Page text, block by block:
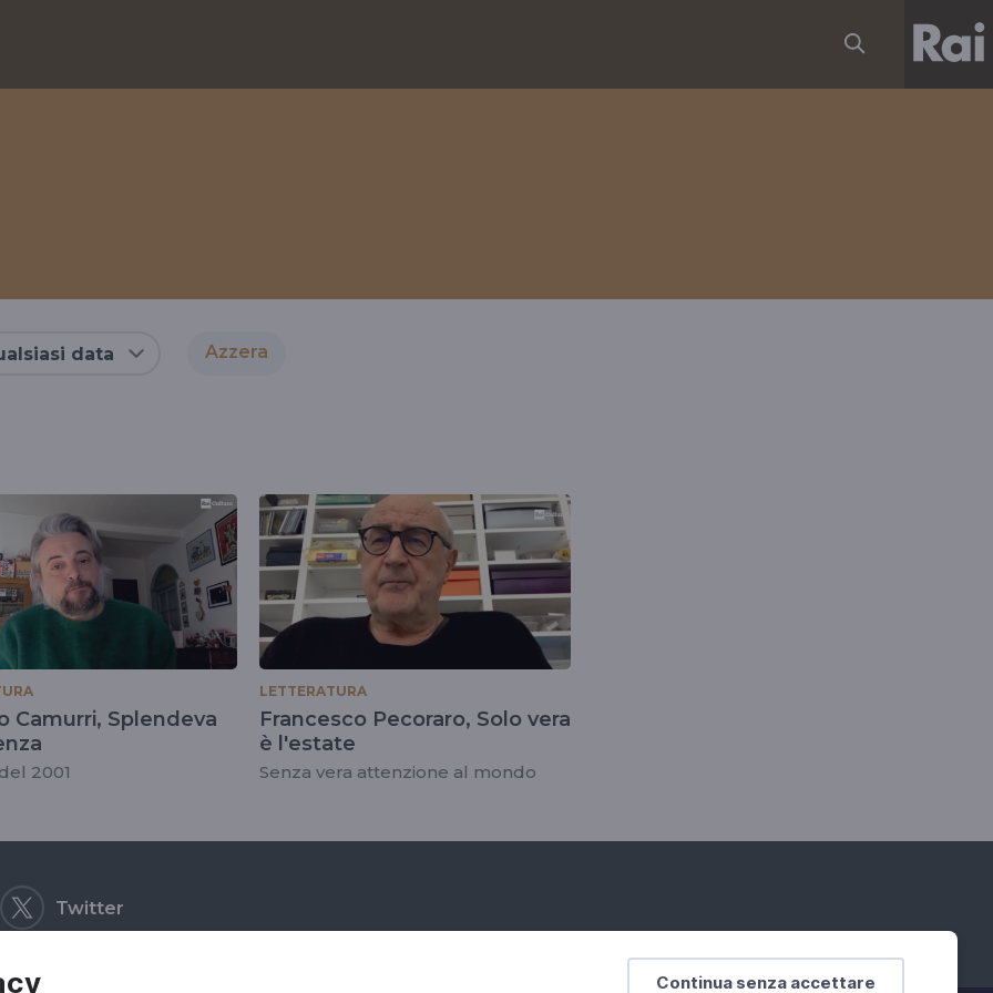
Continua senza accettare
data Azzera
Camurri, Splendeva
2001
LETTERATURA
Francesco Pecoraro, Solo vera
è l'estate
Senza vera attenzione al mondo
Twitter